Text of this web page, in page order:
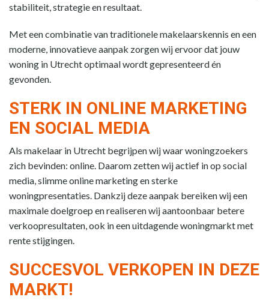
stabiliteit, strategie en resultaat.
Met een combinatie van traditionele makelaarskennis en een
moderne, innovatieve aanpak zorgen wij ervoor dat jouw
woning in Utrecht optimaal wordt gepresenteerd én
gevonden.
STERK IN ONLINE MARKETING
EN SOCIAL MEDIA
Als makelaar in Utrecht begrijpen wij waar woningzoekers
zich bevinden: online. Daarom zetten wij actief in op social
media, slimme online marketing en sterke
woningpresentaties. Dankzij deze aanpak bereiken wij een
maximale doelgroep en realiseren wij aantoonbaar betere
verkoopresultaten, ook in een uitdagende woningmarkt met
rente stijgingen.
SUCCESVOL VERKOPEN IN DEZE
MARKT!